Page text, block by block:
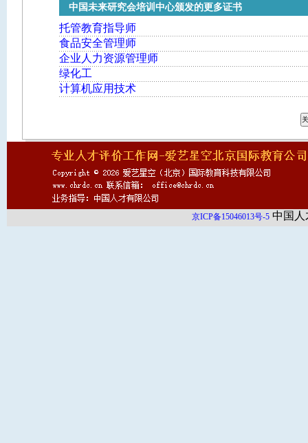
中国未来研究会培训中心颁发的更多证书
托管教育指导师
食品安全管理师
企业人力资源管理师
绿化工
计算机应用技术
京ICP备15046013号-5 中国人